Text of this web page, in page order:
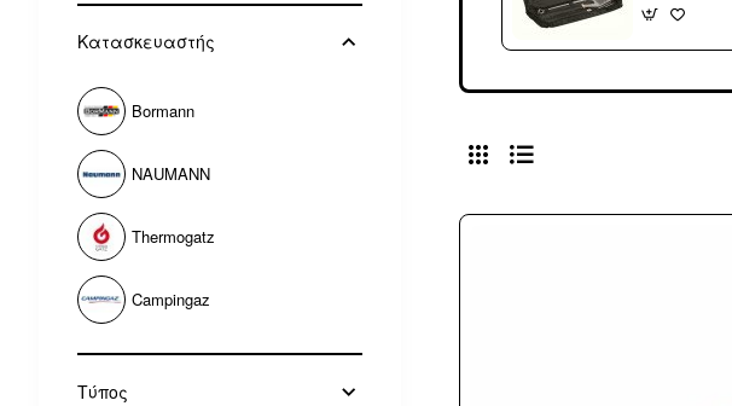
Κατασκευαστής
Bormann
NAUMANN
Thermogatz
Campingaz
Τύπος